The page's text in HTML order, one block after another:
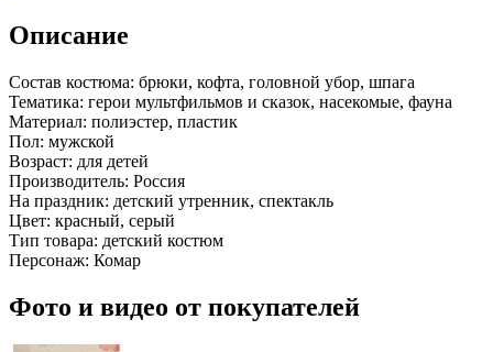
Описание
Состав костюма: брюки, кофта, головной убор, шпага
Тематика: герои мультфильмов и сказок, насекомые, фауна
Материал: полиэстер, пластик
Пол: мужской
Возраст: для детей
Производитель: Россия
На праздник: детский утренник, спектакль
Цвет: красный, серый
Тип товара: детский костюм
Персонаж: Комар
Фото и видео от покупателей